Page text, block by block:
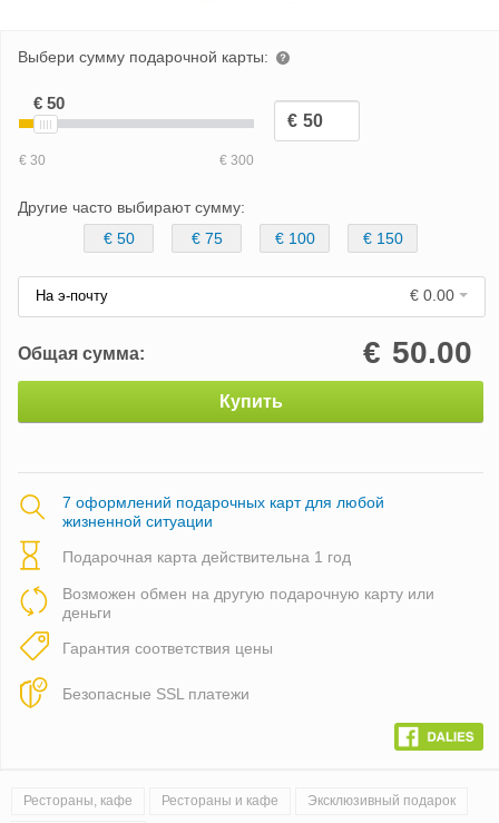
Выбери сумму подарочной карты:
Другие часто выбирают сумму:
€ 50
€ 75 € 100 € 150
На э-почту € 0.00
Общая сумма: 50.00
€
Купить
7 оформлений подарочных карт для любой
жизненной ситуации
Подарочная карта действительна 1 год
Возможен обмен на другую подарочную карту или
деньги
Гарантия соответствия цены
Безопасные SSL платежи
Рестораны, кафе Рестораны и кафе Эксклюзивный подарок